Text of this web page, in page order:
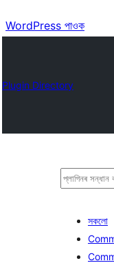
WordPress পাওক
Plugin Directory
সন্ধান
সকলো